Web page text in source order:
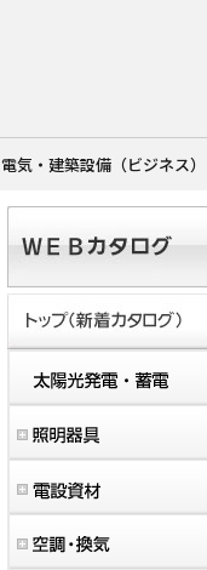
電気・建築設備（ビジネス）